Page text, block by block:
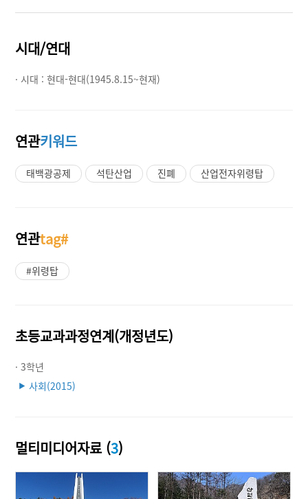
시대/연대
· 시대 :현대-현대(1945.8.15~현재)
연관키워드
태백광공제 석탄산업 진폐 산업전자위령탑
연관tag#
#위령탑
초등교과과정연계(개정년도)
· 3학년
▶ 사회(2015)
멀티미디어자료 (3)